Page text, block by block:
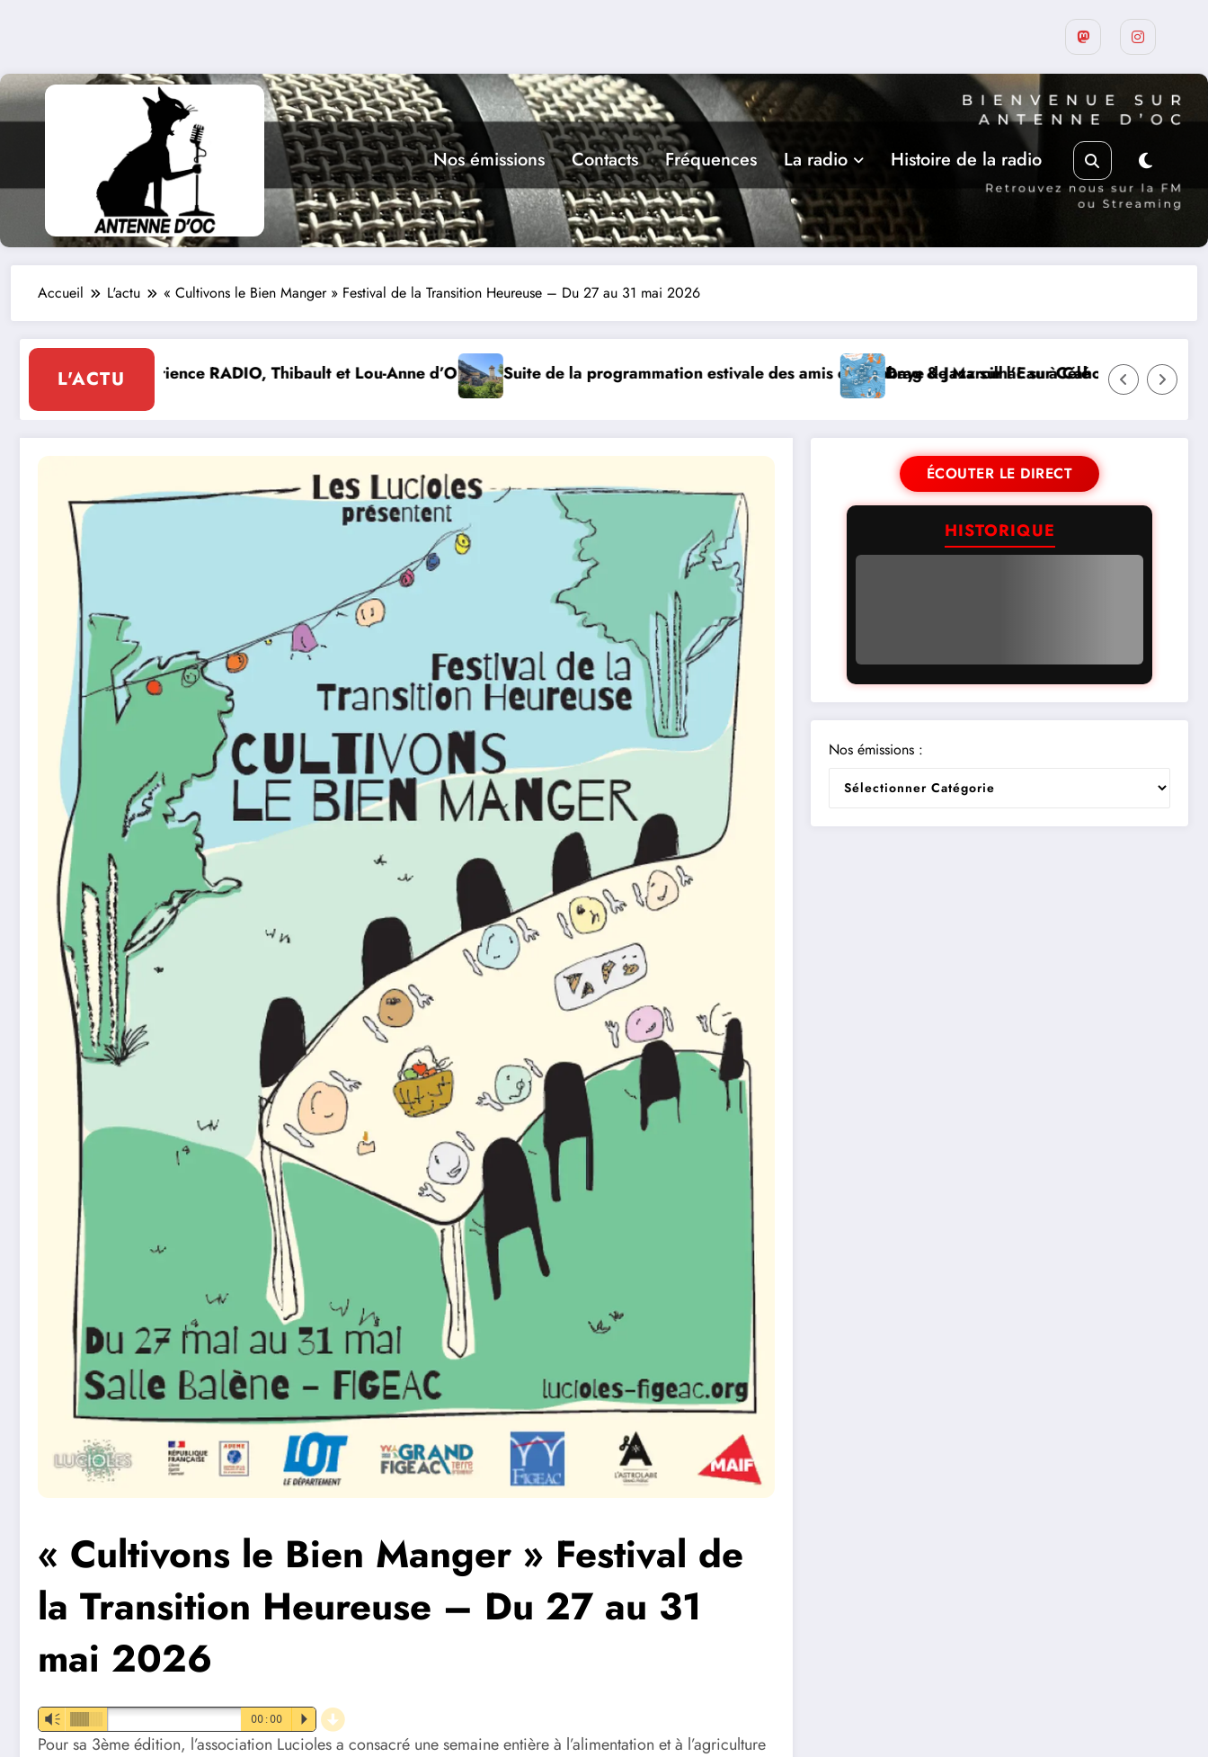
Nos émissions Contacts Fréquences La radio Histoire de la radio
Accueil L'actu « Cultivons le Bien Manger » Festival de la Transition Heureuse – Du 27 au 31 mai 2026
L'ACTU
Anne d’Olmeto Suite de la programmation estivale des amis de l’abbaye de Marcilhac sur Célé
Drag & Jazz sur l’Eau à Cahors Les rencontres de Belaye, hommage à son
« Cultivons le Bien Manger » Festival de
la Transition Heureuse – Du 27 au 31
mai 2026
Vm 00:00 P d
Pour sa 3ème édition, l’association Lucioles a consacré une semaine entière à l’alimentation et à l’agriculture
ÉCOUTER LE DIRECT
HISTORIQUE
Nos émissions :